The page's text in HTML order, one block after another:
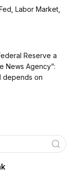
Labor Market,
Reserve a
News Agency”:
depends on